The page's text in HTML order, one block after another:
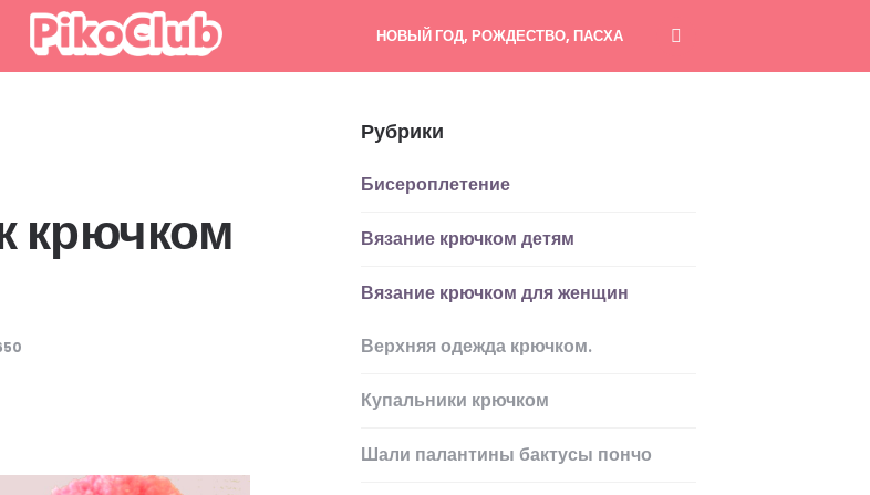
НОВЫЙ ГОД, РОЖДЕСТВО, ПАСХА
крючком
Рубрики
Бисероплетение
Вязание крючком детям
Вязание крючком для женщин
Верхняя одежда крючком.
Купальники крючком
Шали палантины бактусы пончо